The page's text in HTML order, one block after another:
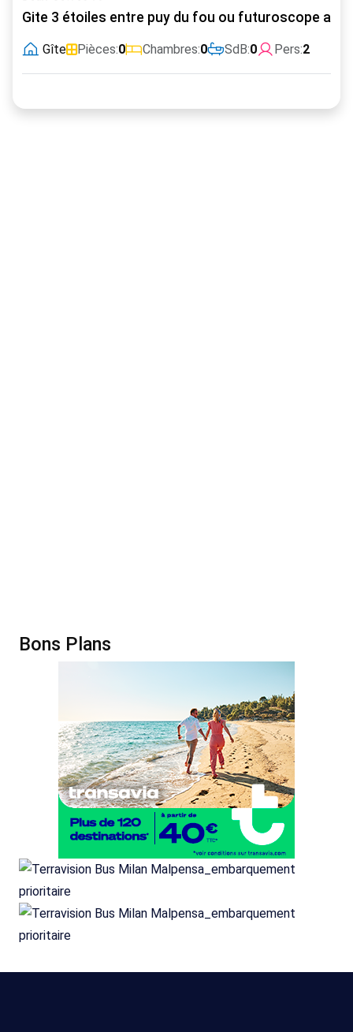
Gite 3 étoiles entre puy du fou ou futuroscope au
Gîte Pièces:0 Chambres:0 SdB:0 Pers:2
Bons Plans